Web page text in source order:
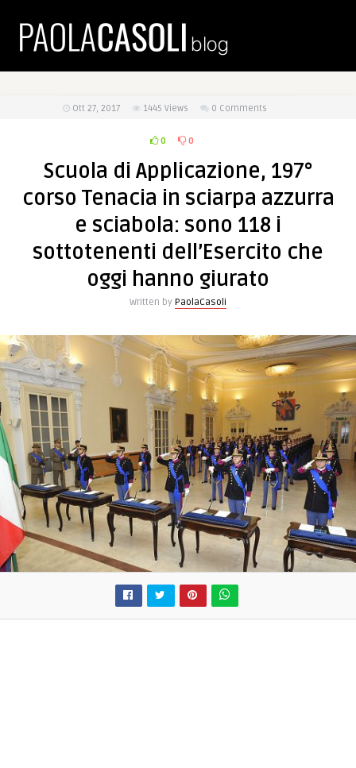
Ott 27, 2017 1445 Views 0 Comments
0 0
Scuola di Applicazione, 197°
corso Tenacia in sciarpa azzurra
e sciabola: sono 118 i
sottotenenti dell’Esercito che
oggi hanno giurato
Written by PaolaCasoli